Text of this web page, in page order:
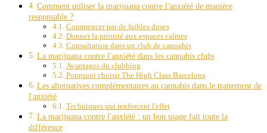
Comment utiliser la marijuana contre l'anxiété de manière
responsable ?
Commencer par de faibles doses
Donner la priorité aux espaces calmes
Consultation dans un club de cannabis
La marijuana contre l'anxiété dans les cannabis clubs
Avantages du clubbing
Pourquoi choisir The High Class Barcelona
Les alternatives complémentaires au cannabis dans le traitement de
l'anxiété
Techniques qui renforcent l'effet
La marijuana contre l'anxiété : un bon usage fait toute la
différence